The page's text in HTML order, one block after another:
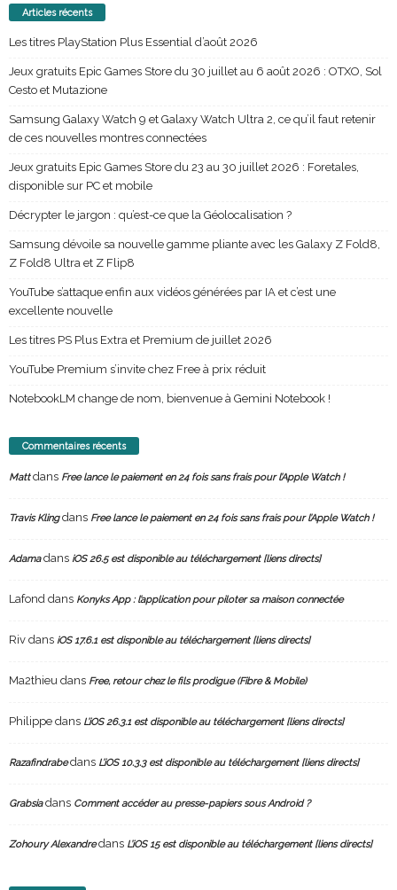
Articles récents
Les titres PlayStation Plus Essential d’août 2026
Jeux gratuits Epic Games Store du 30 juillet au 6 août 2026 : OTXO, Sol
Cesto et Mutazione
Samsung Galaxy Watch 9 et Galaxy Watch Ultra 2, ce qu’il faut retenir
de ces nouvelles montres connectées
Jeux gratuits Epic Games Store du 23 au 30 juillet 2026 : Foretales,
disponible sur PC et mobile
Décrypter le jargon : qu’est-ce que la Géolocalisation ?
Samsung dévoile sa nouvelle gamme pliante avec les Galaxy Z Fold8,
Z Fold8 Ultra et Z Flip8
YouTube s’attaque enfin aux vidéos générées par IA et c’est une
excellente nouvelle
Les titres PS Plus Extra et Premium de juillet 2026
YouTube Premium s’invite chez Free à prix réduit
NotebookLM change de nom, bienvenue à Gemini Notebook !
Commentaires récents
Mattdans Free lance le paiement en 24 fois sans frais pour l’Apple Watch !
Travis Klingdans Free lance le paiement en 24 fois sans frais pour l’Apple Watch !
Adamadans iOS 26.5 est disponible au téléchargement [liens directs]
Lafond dans Konyks App : l’application pour piloter sa maison connectée
Riv dans iOS 17.6.1 est disponible au téléchargement [liens directs]
Ma2thieu dans Free, retour chez le fils prodigue (Fibre & Mobile)
Philippe dans L’iOS 26.3.1 est disponible au téléchargement [liens directs]
Razafindrabedans L’iOS 10.3.3 est disponible au téléchargement [liens directs]
Grabsiadans Comment accéder au presse-papiers sous Android ?
Zohoury Alexandredans L’iOS 15 est disponible au téléchargement [liens directs]